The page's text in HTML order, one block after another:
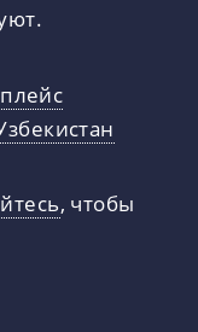
, чтобы